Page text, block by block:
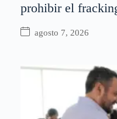
prohibir el
agosto 7, 2026